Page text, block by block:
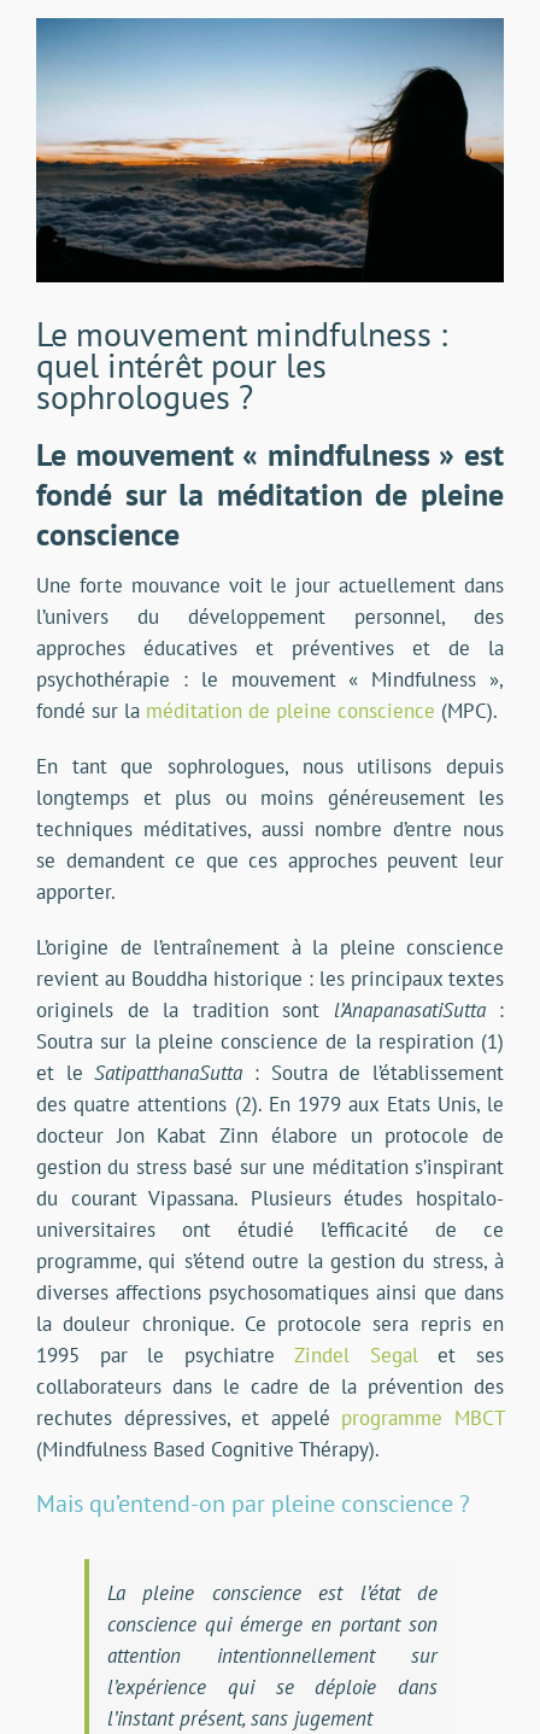
Voir
l'image
Le mouvement mindfulness :
quel intérêt pour les
sophrologues ?
Le mouvement « mindfulness » est
fondé sur la méditation de pleine
conscience
Une forte mouvance voit le jour actuellement dans
l’univers du développement personnel, des
approches éducatives et préventives et de la
psychothérapie : le mouvement « Mindfulness »,
fondé sur la méditation de pleine conscience (MPC).
En tant que sophrologues, nous utilisons depuis
longtemps et plus ou moins généreusement les
techniques méditatives, aussi nombre d’entre nous
se demandent ce que ces approches peuvent leur
apporter.
L’origine de l’entraînement à la pleine conscience
revient au Bouddha historique : les principaux textes
originels de la tradition sont l’AnapanasatiSutta:
Soutra sur la pleine conscience de la respiration (1)
et leSatipatthanaSutta : Soutra de l’établissement
des quatre attentions (2). En 1979 aux Etats Unis, le
docteur Jon Kabat Zinn élabore un protocole de
gestion du stress basé sur une méditation s’inspirant
du courant Vipassana. Plusieurs études hospitalo-
universitaires ont étudié l’efficacité de ce
programme, qui s’étend outre la gestion du stress, à
diverses affections psychosomatiques ainsi que dans
la douleur chronique. Ce protocole sera repris en
1995 par le psychiatreZindel Segalet ses
collaborateurs dans le cadre de la prévention des
rechutes dépressives, et appelé programme MBCT
(Mindfulness Based Cognitive Thérapy).
Mais qu’entend-on par pleine conscience ?
La pleine conscience est l’état de
conscience qui émerge en portant son
attention intentionnellement sur
l’expérience qui se déploie dans
l’instant présent, sans jugement